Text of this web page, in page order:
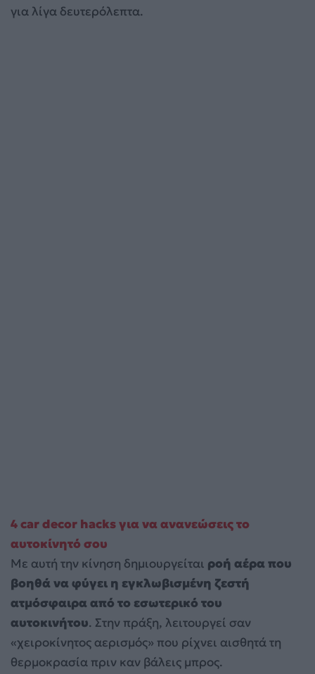
για λίγα δευτερόλεπτα.
4 car decor hacks για να ανανεώσεις το
αυτοκίνητό σου
Με αυτή την κίνηση δημιουργείται ροή αέρα που
βοηθά να φύγει η εγκλωβισμένη ζεστή
ατμόσφαιρα από το εσωτερικό του
αυτοκινήτου. Στην πράξη, λειτουργεί σαν
«χειροκίνητος αερισμός» που ρίχνει αισθητά τη
θερμοκρασία πριν καν βάλεις μπρος.